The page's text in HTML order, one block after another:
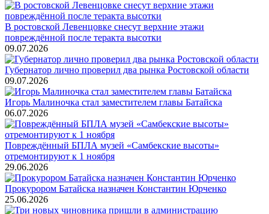
В ростовской Левенцовке снесут верхние этажи
повреждённой после теракта высотки
09.07.2026
Губернатор лично проверил два рынка Ростовской области
09.07.2026
Игорь Малиночка стал заместителем главы Батайска
06.07.2026
Повреждённый БПЛА музей «Самбекские высоты»
отремонтируют к 1 ноября
29.06.2026
Прокурором Батайска назначен Константин Юрченко
25.06.2026